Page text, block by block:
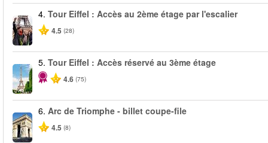
4. Tour Eiffel : Accès au 2ème étage par l'escalier
4.5 (28)
5. Tour Eiffel : Accès réservé au 3ème étage
4.6 (75)
6. Arc de Triomphe - billet coupe-file
4.5 (8)